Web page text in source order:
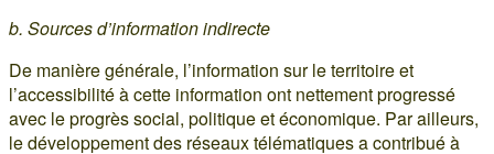
b. Sources d’information indirecte
De manière générale, l’information sur le territoire et
l’accessibilité à cette information ont nettement progressé
avec le progrès social, politique et économique. Par ailleurs,
le développement des réseaux télématiques a contribué à